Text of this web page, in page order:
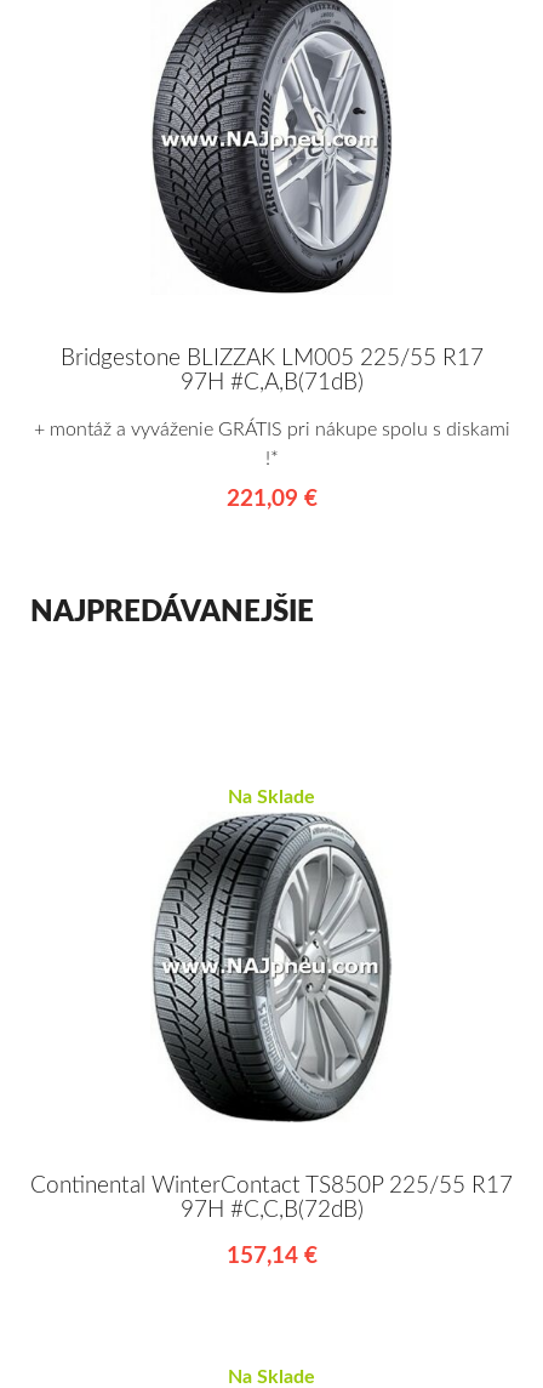
Bridgestone BLIZZAK LM005 225/55 R17
97H #C,A,B(71dB)
+ montáž a vyváženie GRÁTIS pri nákupe spolu s diskami
!*
221,09 €
NAJPREDÁVANEJŠIE
Na Sklade
Continental WinterContact TS850P 225/55 R17
97H #C,C,B(72dB)
157,14 €
Na Sklade